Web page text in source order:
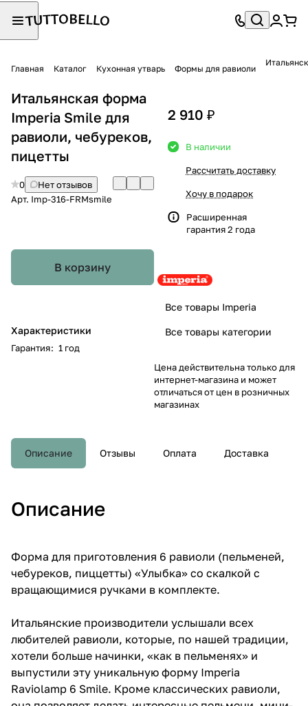
Главная Каталог Кухонная утварь Формы для равиоли
Итальянская форма
Imperia Smile для
равиоли, чебуреков,
пицетты
0
Нет отзывов
Арт. Imp-316-FRMsmile
В корзину
Характеристики
Гарантия: 1 год
2 910 ₽
В наличии
Рассчитать доставку
Хочу в подарок
Расширенная
гарантия 2 года
Все товары Imperia
Все товары категории
Цена действительна только для
интернет-магазина и может
отличаться от цен в розничных
магазинах
Описание Отзывы Оплата Доставка
Описание
Форма для приготовления 6 равиоли (пельменей,
чебуреков, пиццетты) «Улыбка» со скалкой с
вращающимися ручками в комплекте.
Итальянские производители услышали всех
любителей равиоли, которые, по нашей традиции,
хотели больше начинки, «как в пельменях» и
выпустили эту уникальную форму Imperia
Raviolamp 6 Smile. Кроме классических равиоли,